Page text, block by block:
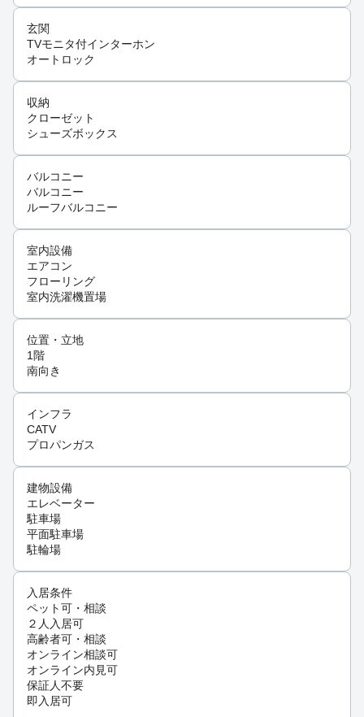
玄関
TVモニタ付インターホン
オートロック
収納
クローゼット
シューズボックス
バルコニー
バルコニー
ルーフバルコニー
室内設備
エアコン
フローリング
室内洗濯機置場
位置・立地
1階
南向き
インフラ
CATV
プロパンガス
建物設備
エレベーター
駐車場
平面駐車場
駐輪場
入居条件
ペット可・相談
２人入居可
高齢者可・相談
オンライン相談可
オンライン内見可
保証人不要
即入居可